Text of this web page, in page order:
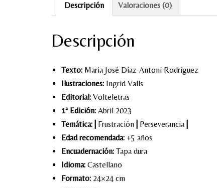
Descripción Valoraciones (0)
Descripción
Texto: Maria José Díaz-Antoni Rodríguez
Ilustraciones: Ingrid Valls
Editorial: Volteletras
1ª Edición: Abril 2023
Temática:
Frustración Perseverancia
Edad recomendada: +5 años
Encuadernación: Tapa dura
Idioma: Castellano
Formato: 24×24 cm